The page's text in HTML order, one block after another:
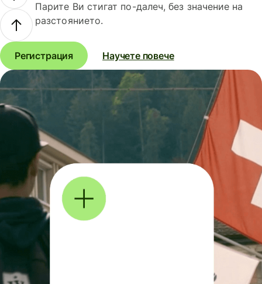
Парите Ви стигат по-далеч, без значение на
разстоянието.
Регистрация Научете повече